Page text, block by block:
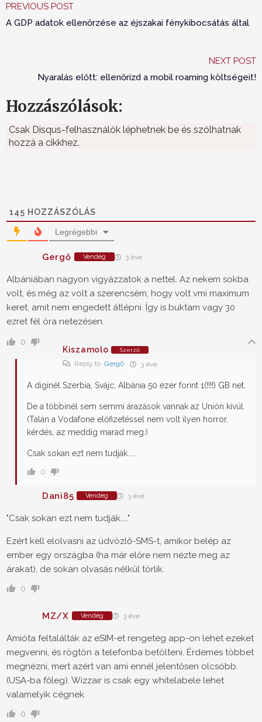
PREVIOUS POST
A GDP adatok ellenőrzése az éjszakai fénykibocsátás által
NEXT POST
Nyaralás előtt: ellenőrizd a mobil roaming költségeit!
Hozzászólások:
Csak Disqus-felhasználók léphetnek be és szólhatnak
hozzá a cikkhez.
145 HOZZÁSZÓLÁS
Legrégebbi
Gergő Vendég 3 éve
Albániában nagyon vigyázzatok a nettel. Az nekem sokba
volt, és még az volt a szerencsém, hogy volt vmi maximum
keret, amit nem engedett átlépni. Így is buktam vagy 30
ezret fél óra netezésen.
0
Kiszamolo
Szerző
Reply to Gergő 3 éve
A diginél Szerbia, Svájc, Albánia 50 ezer forint 1(!!!!) GB net.
De a többinél sem semmi árazások vannak az Unión kívül.
(Talán a Vodafone előfizetéssel nem volt ilyen horror,
kérdés, az meddig marad meg.)
Csak sokan ezt nem tudják.....
0
Dani85 Vendég 3 éve
"Csak sokan ezt nem tudják….."
Ezért kell elolvasni az üdvözlő-SMS-t, amikor belép az
ember egy országba (ha már előre nem nézte meg az
árakat), de sokan olvasás nélkül törlik.
0
MZ/X Vendég 3 éve
Amióta feltalálták az eSIM-et rengeteg app-on lehet ezeket
megvenni, és rögtön a telefonba betölteni. Érdemes többet
megnézni, mert azért van ami ennél jelentősen olcsóbb.
(USA-ba főleg). Wizzair is csak egy whitelabele lehet
valamelyik cégnek.
0